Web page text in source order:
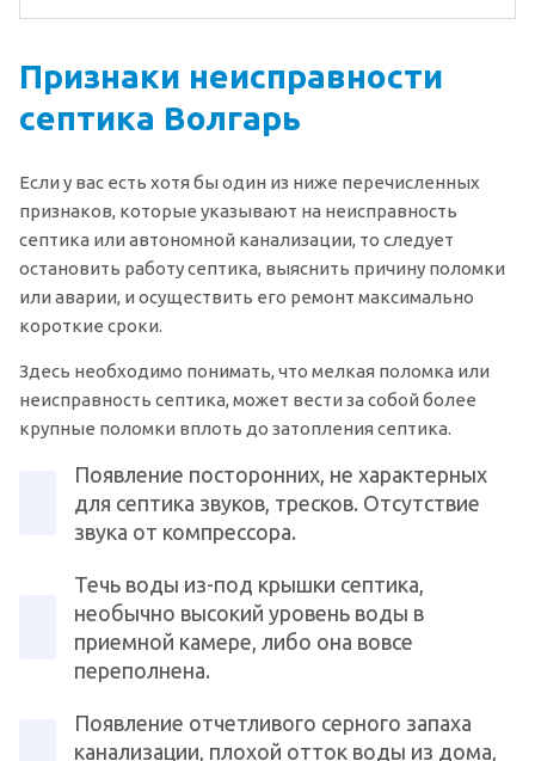
Признаки неисправности
септика Волгарь
Если у вас есть хотя бы один из ниже перечисленных
признаков, которые указывают на неисправность
септика или автономной канализации, то следует
остановить работу септика, выяснить причину поломки
или аварии, и осуществить его ремонт максимально
короткие сроки.
Здесь необходимо понимать, что мелкая поломка или
неисправность септика, может вести за собой более
крупные поломки вплоть до затопления септика.
Появление посторонних, не характерных
для септика звуков, тресков. Отсутствие
звука от компрессора.
Течь воды из-под крышки септика,
необычно высокий уровень воды в
приемной камере, либо она вовсе
переполнена.
Появление отчетливого серного запаха
канализации, плохой отток воды из дома,